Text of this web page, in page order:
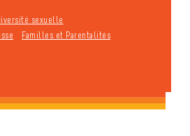
sexuelle
Familles et Parentalités